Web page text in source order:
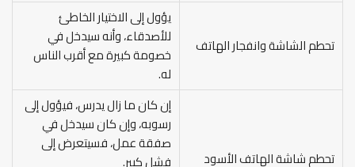
تحطم الشاشة وانفجار الهاتف
يؤول إلى الاختيار الخاطئ
للأصدقاء، وأنه سيدخل في
خصومة كبيرة مع أقرب الناس
له.
تحطم شاشة الهاتف الأسود
إن كان ما زال يدرس، فيؤول إلى
رسوبه، وإن كان سيدخل في
صفقة عمل، فسيتعرض إلى
فشل كبير.